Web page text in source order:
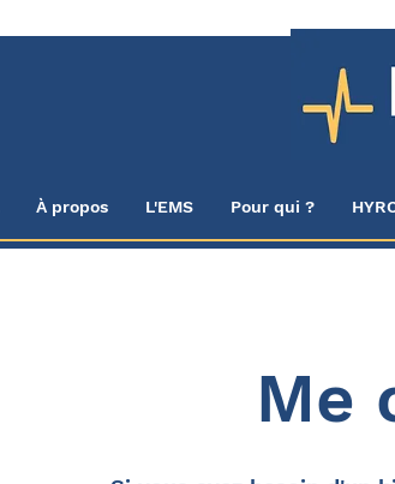
À propos L'EMS Pour qui ?
Me